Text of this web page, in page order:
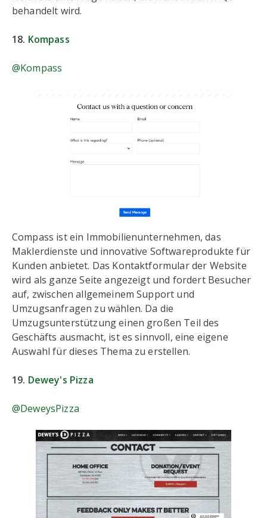
behandelt wird.
18. Kompass
@Kompass
Compass ist ein Immobilienunternehmen, das
Maklerdienste und innovative Softwareprodukte für
Kunden anbietet. Das Kontaktformular der Website
wird als ganze Seite angezeigt und fordert Besucher
auf, zwischen allgemeinem Support und
Umzugsanfragen zu wählen. Da die
Umzugsunterstützung einen großen Teil des
Geschäfts ausmacht, ist es sinnvoll, eine eigene
Auswahl für dieses Thema zu erstellen.
19. Dewey's Pizza
@DeweysPizza